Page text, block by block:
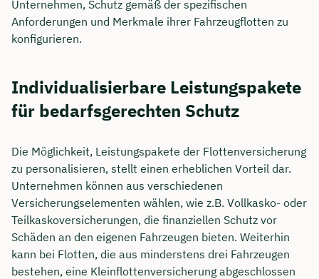
Unternehmen, Schutz gemäß der spezifischen
Anforderungen und Merkmale ihrer Fahrzeugflotten zu
konfigurieren.
Individualisierbare Leistungspakete
für bedarfsgerechten Schutz
Die Möglichkeit, Leistungspakete der Flottenversicherung
zu personalisieren, stellt einen erheblichen Vorteil dar.
Unternehmen können aus verschiedenen
Versicherungselementen wählen, wie z.B. Vollkasko- oder
Teilkaskoversicherungen, die finanziellen Schutz vor
Schäden an den eigenen Fahrzeugen bieten. Weiterhin
kann bei Flotten, die aus minderstens drei Fahrzeugen
bestehen, eine Kleinflottenversicherung abgeschlossen